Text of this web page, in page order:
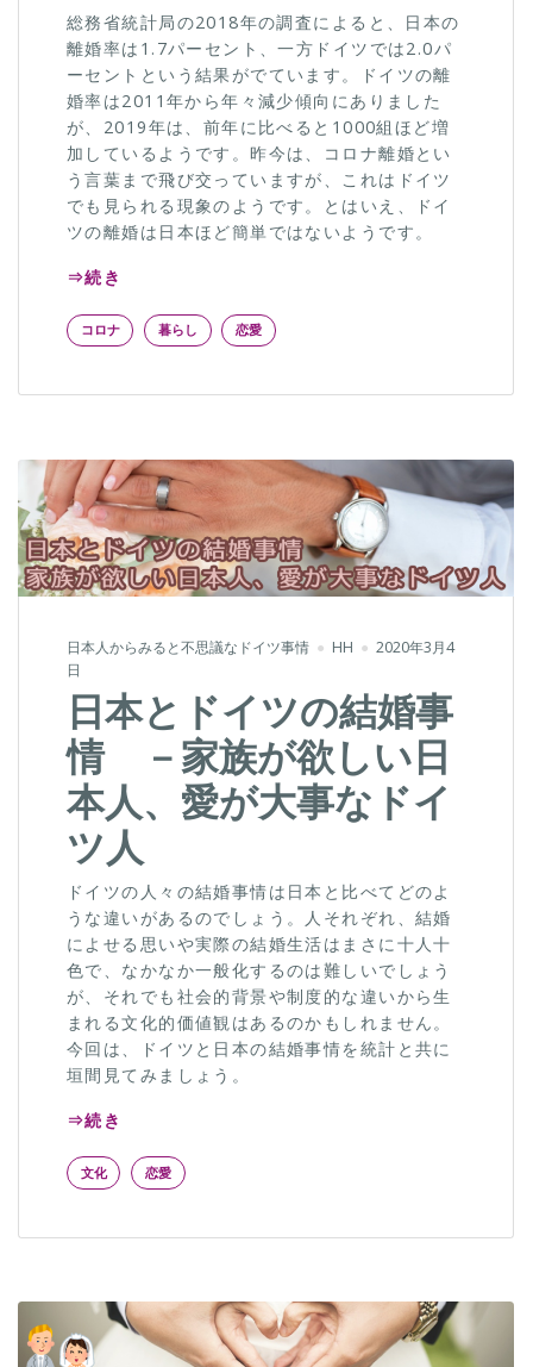
総務省統計局の2018年の調査によると、日本の
離婚率は1.7パーセント、一方ドイツでは2.0パ
ーセントという結果がでています。ドイツの離
婚率は2011年から年々減少傾向にありました
が、2019年は、前年に比べると1000組ほど増
加しているようです。昨今は、コロナ離婚とい
う言葉まで飛び交っていますが、これはドイツ
でも見られる現象のようです。とはいえ、ドイ
ツの離婚は日本ほど簡単ではないようです。
⇒続き
コロナ 暮らし 恋愛
日本人からみると不思議なドイツ事情 HH
2020年3月4
日
日本とドイツの結婚事
情 －家族が欲しい日
本人、愛が大事なドイ
ツ人
ドイツの人々の結婚事情は日本と比べてどのよ
うな違いがあるのでしょう。人それぞれ、結婚
によせる思いや実際の結婚生活はまさに十人十
色で、なかなか一般化するのは難しいでしょう
が、それでも社会的背景や制度的な違いから生
まれる文化的価値観はあるのかもしれません。
今回は、ドイツと日本の結婚事情を統計と共に
垣間見てみましょう。
⇒続き
文化 恋愛